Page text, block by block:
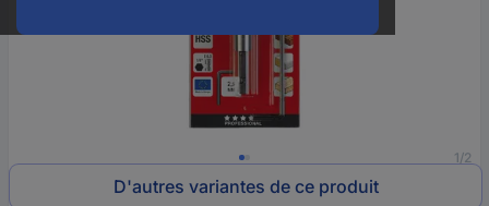
1/2
D'autres variantes de ce produit